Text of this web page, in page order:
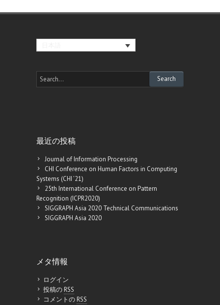
最近の投稿
Journal of Information Processing
CHI Conference on Human Factors in Computing
Systems (CHI ’21)
25th International Conference on Pattern
Recognition (ICPR2020)
SIGGRAPH Asia 2020 Technical Communications
SIGGRAPH Asia 2020
メタ情報
ログイン
投稿のRSS
コメントのRSS